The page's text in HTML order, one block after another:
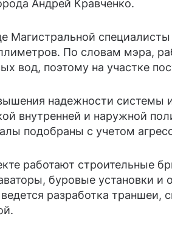
Андрей Кравченко.
Магистральной
По словам мэра,
вод, поэтому на участке
надежности системы
внутренней и наружной
подобраны с учетом
работают строительные
буровые установки и
разработка